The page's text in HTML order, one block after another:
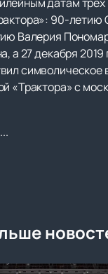
90-летию
Валерия
а 27 декабря
символическое
«Трактора» с